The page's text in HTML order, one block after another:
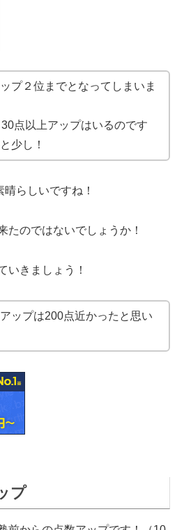
プ２位までとなってしまいま
点以上アップはいるのです
少し！
らしいですね！
たのではないでしょうか！
いきましょう！
ップは200点近かったと思い
プ